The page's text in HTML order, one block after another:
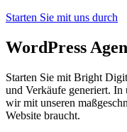
Starten Sie mit uns durch
WordPress
Starten Sie mit Bright
und Verkäufe generiert. In
wir mit unseren
Website braucht.